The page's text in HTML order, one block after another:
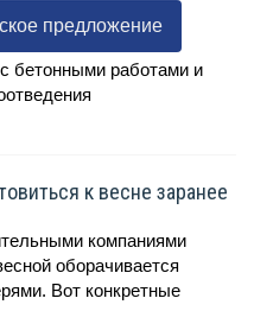
предложение
к весне заранее
компаниями
оборачивается
Вот конкретные